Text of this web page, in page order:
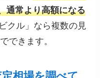
通常より高額になる
ビクル」なら複数の見
できます。